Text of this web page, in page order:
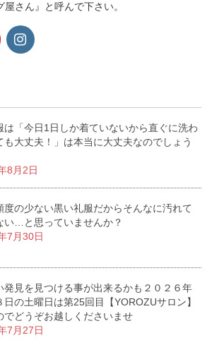
屋さん』と呼んで下さい。
は「今日1日しか着ていないから直ぐに洗わ
も大丈夫！」は本当に大丈夫なのでしょう
8月2日
度の少ない黒い礼服だからそんなに汚れて
い…と思っていませんか？
7月30日
発見を見つける事が出来るかも２０２６年
日の土曜日は第25回目【YOROZUサロン】
でどうぞお越しくださいませ
7月27日